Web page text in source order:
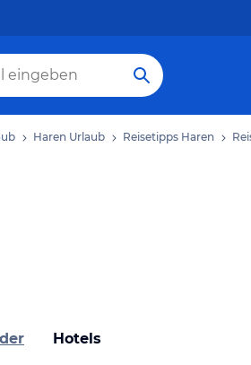
Haren Urlaub Reisetipps Haren
Hotels